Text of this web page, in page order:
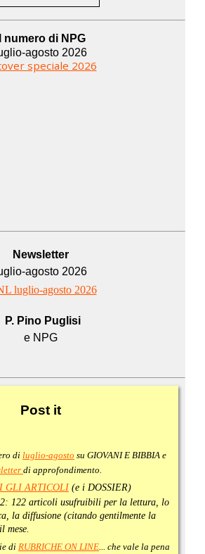
Il numero di NPG
agosto 2026
Newsletter
agosto 2026
P. Pino Puglisi
e NPG
Post it
di luglio-agosto su GIOVANI E BIBBIA e
di approfondimento
GLI ARTICOLI (e i DOSSIER)
122 articoli usufruibili per la lettura, lo
la diffusione (citando gentilmente la
mese.
di RUBRICHE ON LINE ... che vale la pena